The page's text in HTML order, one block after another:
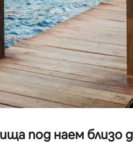
под наем близо